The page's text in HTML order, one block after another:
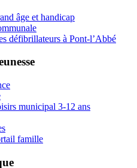
âge et handicap
défibrillateurs à Pont-l’Abbé
municipal 3-12 ans
famille